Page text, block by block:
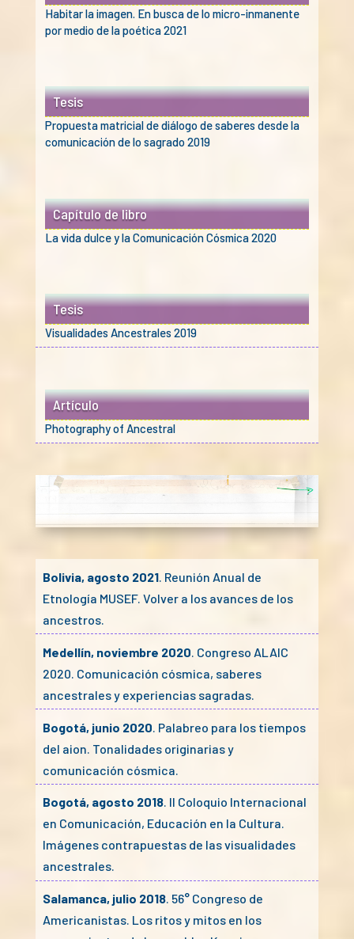
Habitar la imagen. En busca de lo micro-inmanente
por medio de la poética 2021
Tesis
Propuesta matricial de diálogo de saberes desde la
comunicación de lo sagrado 2019
Capítulo de libro
La vida dulce y la Comunicación Cósmica 2020
Tesis
Visualidades Ancestrales 2019
Artículo
Photography of Ancestral
Bolivia, agosto 2021. Reunión Anual de
Etnología MUSEF. Volver a los avances de los
ancestros.
Medellín, noviembre 2020 . Congreso ALAIC
2020. Comunicación cósmica, saberes
ancestrales y experiencias sagradas.
Bogotá, junio 2020 . Palabreo para los tiempos
del aion. Tonalidades originarias y
comunicación cósmica.
Bogotá, agosto 2018. II Coloquio Internacional
en Comunicación, Educación en la Cultura.
Imágenes contrapuestas de las visualidades
ancestrales.
Salamanca, julio 2018. 56° Congreso de
Americanistas. Los ritos y mitos en los